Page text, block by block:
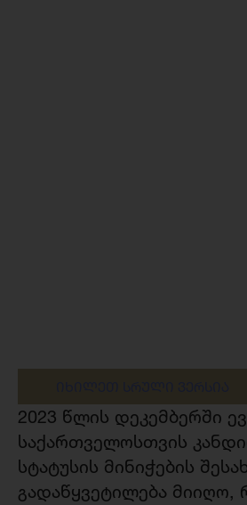
2023 წლის დეკემბერში
საქართველოსთვის
სტატუსის მინიჭების
გადაწყვეტილება მიიღო,